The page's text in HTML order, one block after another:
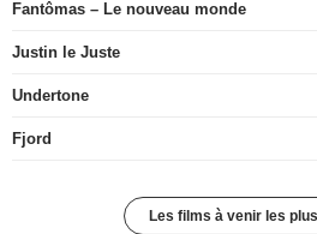
Fantômas – Le nouveau monde
Justin le Juste
Undertone
Fjord
Les films à venir les